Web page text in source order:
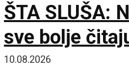
ŠTA SLUŠA:
sve bolje
iz neuronske
10.08.2026